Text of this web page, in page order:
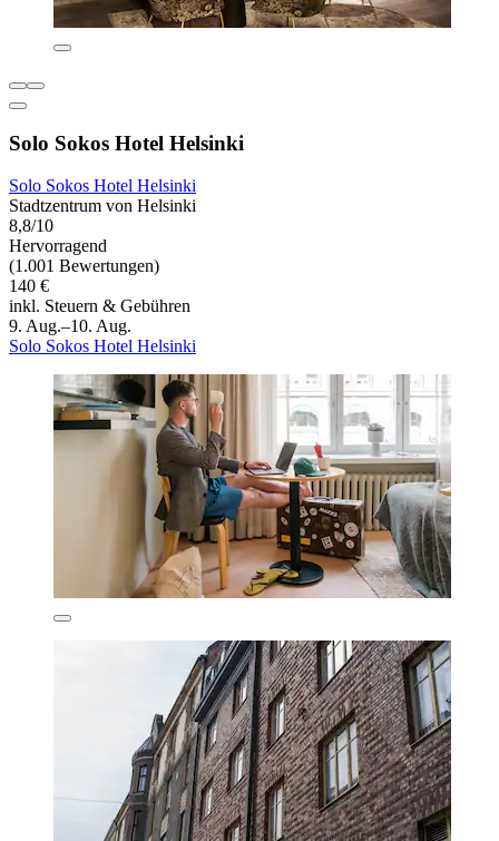
Solo Sokos Hotel Helsinki
Solo Sokos Hotel Helsinki
Stadtzentrum von Helsinki
8,8/10
Hervorragend
(1.001 Bewertungen)
140 €
inkl. Steuern & Gebühren
9. Aug.–10. Aug.
Solo Sokos Hotel Helsinki